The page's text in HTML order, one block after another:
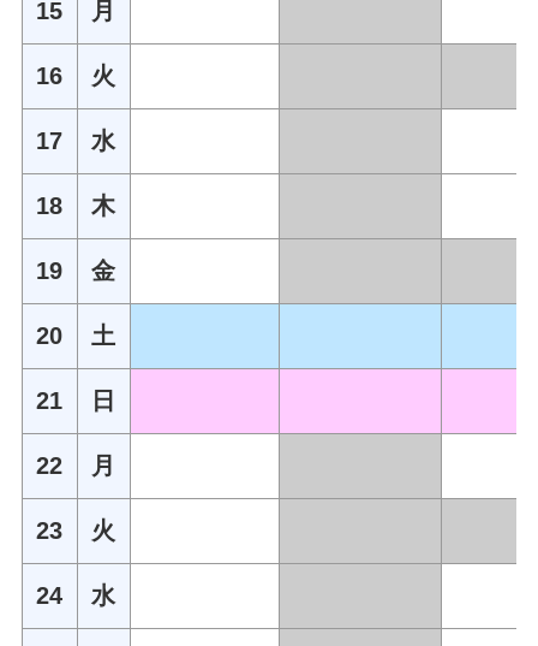
15 月
16 火
17 水
18 木
19 金
20 土
21 日
22 月
23 火
24 水